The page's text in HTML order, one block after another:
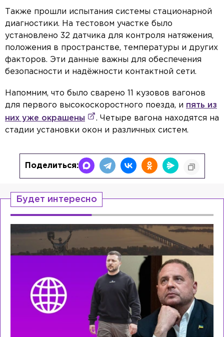
Также прошли испытания системы стационарной
диагностики. На тестовом участке было
установлено 32 датчика для контроля натяжения,
положения в пространстве, температуры и других
факторов. Эти данные важны для обеспечения
безопасности и надёжности контактной сети.
Напомним, что было сварено 11 кузовов вагонов
для первого высокоскоростного поезда, и пять из
них уже окрашены
. Четыре вагона находятся на
стадии установки окон и различных систем.
Поделиться:
Будет интересно